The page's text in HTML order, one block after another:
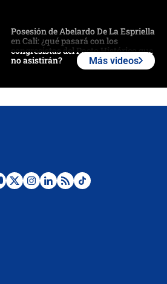
Posesión de Abelardo De La Espriella
en Cali: ¿qué pasará con los
congresistas del Pacto Histórico que
no asistirán?
crece el pulso por la elección del
¿Por qué De la Espriella gobernará
Más videos